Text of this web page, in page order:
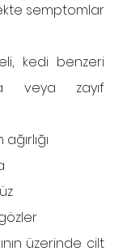
semptomlar
kedi benzeri
veya zayıf
üzerinde cilt